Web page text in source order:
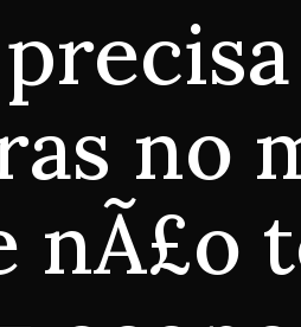
no
nÃ£o